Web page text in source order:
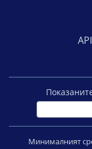
Минималният